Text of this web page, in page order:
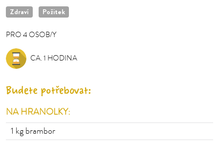
Zdraví Požitek
PRO4OSOB/Y
OSOB/Y
CA. 1 HODINA
Budete potřebovat:
NA HRANOLKY:
1 kg brambor